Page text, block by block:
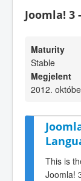
Joomla! 3
Maturity
Stable
Megjelent
2012.
This is
Joomla!